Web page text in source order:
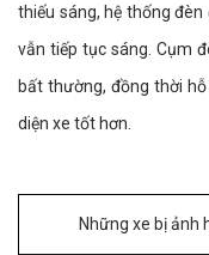
thiếu sáng, hệ thống
vẫn tiếp tục sáng. Cụm
bất thường, đồng thời
diện xe tốt hơn.
Những xe bị ảnh